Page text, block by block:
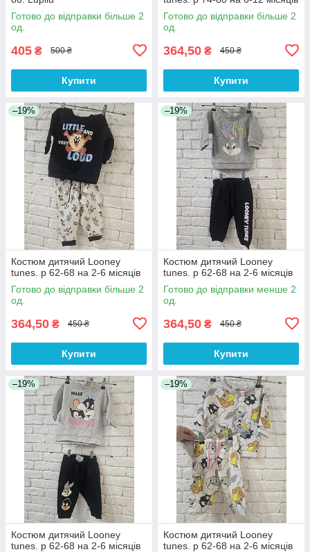
Готово до відправки більше 2
од.
405 ₴ 500 ₴
Купити
Готово до відправки більше 2
од.
364,50 ₴ 450 ₴
Купити
–19%
Костюм дитячий Looney
tunes. р 62-68 на 2-6 місяців
Готово до відправки більше 2
од.
364,50 ₴ 450 ₴
Купити
–19%
Костюм дитячий Looney
tunes. р 62-68 на 2-6 місяців
Готово до відправки менше 2
од.
364,50 ₴ 450 ₴
Купити
–19%
Костюм дитячий Looney
tunes. р 62-68 на 2-6 місяців
–19%
Костюм дитячий Looney
tunes. р 62-68 на 2-6 місяців